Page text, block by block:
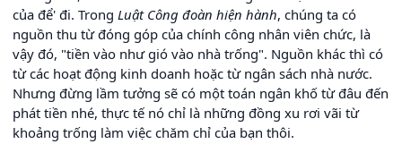
của để' đi. Trong Luật Công đoàn hiện hành, chúng ta có
nguồn thu từ đóng góp của chính công nhân viên chức, là
vậy đó, "tiền vào như gió vào nhà trống". Nguồn khác thì có
từ các hoạt động kinh doanh hoặc từ ngân sách nhà nước.
Nhưng đừng lầm tưởng sẽ có một toán ngân khố từ đâu đến
phát tiền nhé, thực tế nó chỉ là những đồng xu rơi vãi từ
khoảng trống làm việc chăm chỉ của bạn thôi.